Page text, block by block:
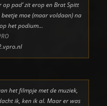
op pad’ zit erop en Brat Spitt
moe (maar voldaan) na
het podium…
het filmpje met de muziek,
ik, ken ik al. Maar er was